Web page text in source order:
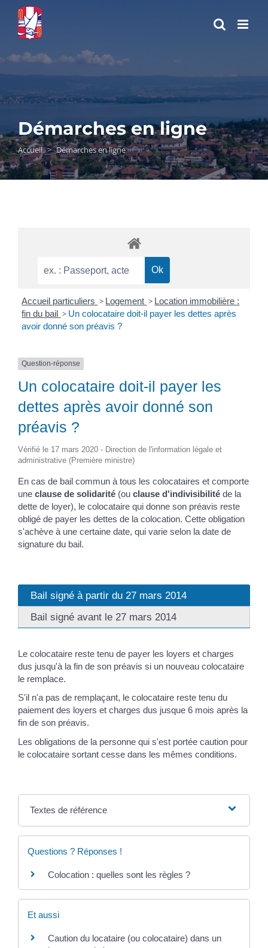
Passer
contenu
Démarches en ligne
Accueil > Démarches en ligne
Accueil particuliers > Logement > Location immobilière :
fin du bail > Un colocataire doit-il payer les dettes après
avoir donné son préavis ?
Question-réponse
Un colocataire doit-il payer les
dettes après avoir donné son
préavis ?
Vérifié le 17 mars 2020 - Direction de l'information légale et
administrative (Première ministre)
En cas de bail commun à tous les colocataires et comporte
une clause de solidarité(ou clause d'indivisibilitéde la
dette de loyer), le colocataire qui donne son préavis reste
obligé de payer les dettes de la colocation. Cette obligation
s'achève à une certaine date, qui varie selon la date de
signature du bail.
Bail signé à partir du 27 mars 2014
Bail signé avant le 27 mars 2014
Le colocataire reste tenu de payer les loyers et charges
dus jusqu'à la fin de son préavis si un nouveau colocataire
le remplace.
S'il n'a pas de remplaçant, le colocataire reste tenu du
paiement des loyers et charges dus jusque 6 mois après la
fin de son préavis.
Les obligations de la personne qui s'est portée caution pour
le colocataire sortant cesse dans les mêmes conditions.
Textes de référence
Questions ? Réponses !
Colocation : quelles sont les règles ?
Et aussi
Caution du locataire (ou colocataire) dans un